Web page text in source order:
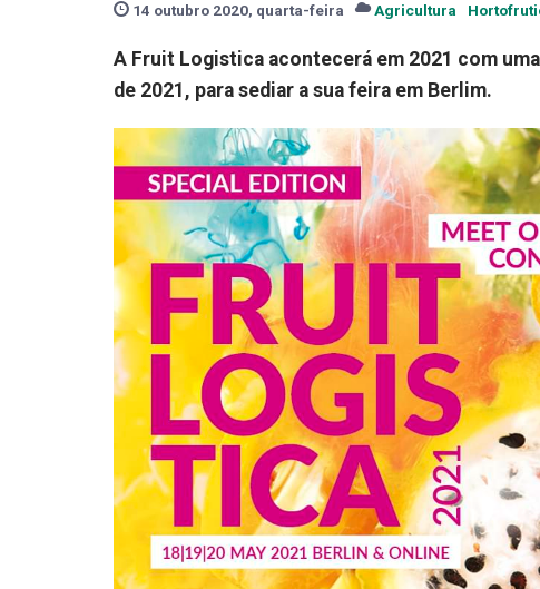
14 outubro 2020, quarta-feira Agricultura
A Fruit Logistica acontecerá em 2021 com
de 2021, para sediar a sua feira em Berlim.